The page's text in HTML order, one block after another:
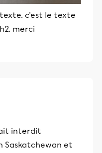
c'est le texte
merci
interdit
Saskatchewan et